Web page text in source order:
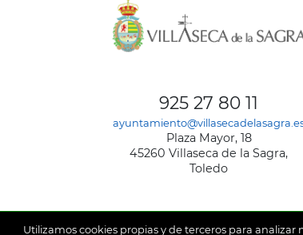
Utilizamos cookies propias y de terceros para
925 27 80 11
Plaza Mayor, 18
45260 Villaseca de la Sagra,
Toledo